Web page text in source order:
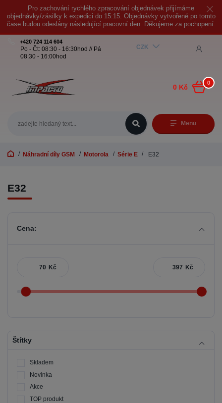
Pro zachování rychlého zpracování objednávek přijímáme
objednávky/zásilky k expedici do 15:15. Objednávky vytvořené po tomto
čase budou odeslány následující pracovní den. Děkujeme za pochopení.
Menu
CZK
+420 724 114 604
Po - Čt: 08:30 - 16:30hod // Pá
08:30 - 16:00hod
0
0 Kč
Náhradní díly GSM Motorola Série E E32
E32
Cena:
Kč Kč
Štítky
Skladem
Novinka
Akce
TOP produkt